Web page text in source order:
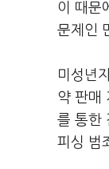
이 때문
문제인
미성년
약 판매
를 통한
피싱 범